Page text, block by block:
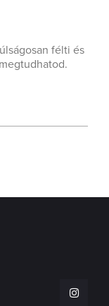
félti és